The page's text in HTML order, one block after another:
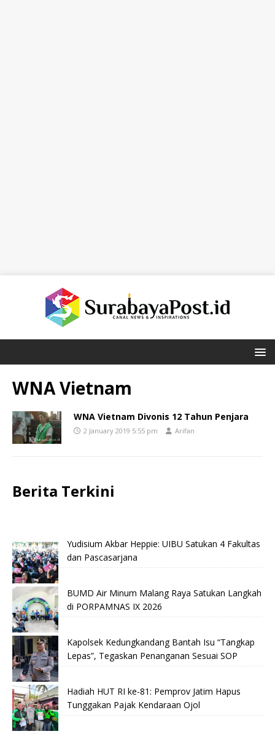
WNA Vietnam
WNA Vietnam Divonis 12 Tahun Penjara
2 January 2019 5:55 pm Arifan
Berita Terkini
Yudisium Akbar Heppie: UIBU Satukan 4 Fakultas
dan Pascasarjana
BUMD Air Minum Malang Raya Satukan Langkah
di PORPAMNAS IX 2026
Kapolsek Kedungkandang Bantah Isu “Tangkap
Lepas”, Tegaskan Penanganan Sesuai SOP
Hadiah HUT RI ke-81: Pemprov Jatim Hapus
Tunggakan Pajak Kendaraan Ojol